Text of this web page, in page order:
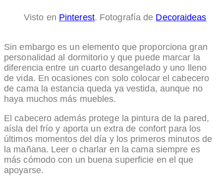
Visto en Pinterest. Fotografía de Decoraideas
Sin embargo es un elemento que proporciona gran
personalidad al dormitorio y que puede marcar la
diferencia entre un cuarto desangelado y uno lleno
de vida. En ocasiones con solo colocar el cabecero
de cama la estancia queda ya vestida, aunque no
haya muchos más muebles.
El cabecero además protege la pintura de la pared,
aísla del frío y aporta un extra de confort para los
últimos momentos del día y los primeros minutos de
la mañana. Leer o charlar en la cama siempre es
más cómodo con un buena superficie en el que
apoyarse.